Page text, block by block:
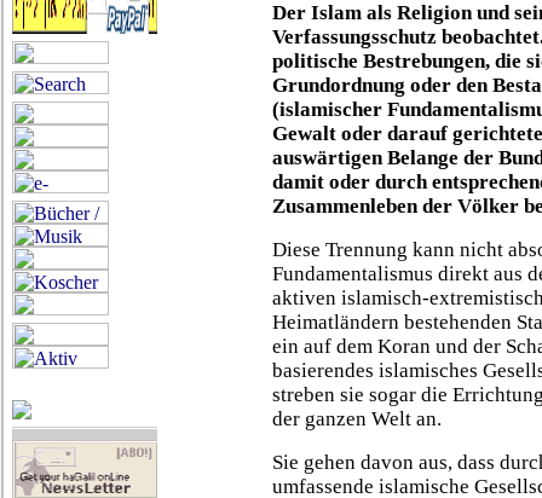
Der Islam als Religion und
Verfassungsschutz
politische Bestrebungen, die
Grundordnung oder den
(islamischer
Gewalt oder darauf
auswärtigen Belange der
damit oder durch
Zusammenleben der Völker
Diese Trennung kann nicht
Fundamentalismus direkt aus
aktiven islamisch-
Heimatländern bestehenden
ein auf dem Koran und der
basierendes islamisches
streben sie sogar die
der ganzen Welt an.
Sie gehen davon aus, dass
umfassende islamische